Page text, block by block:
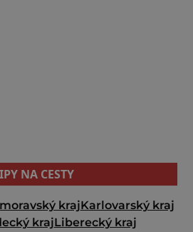
NA CESTY
krajKarlovarský kraj
krajLiberecký kraj